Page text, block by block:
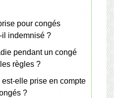
pour congés
il indemnisé ?
pendant un congé
règles ?
elle prise en compte
?